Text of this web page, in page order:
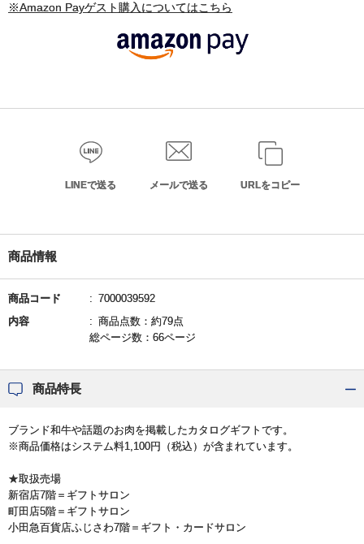
※Amazon Payゲスト購入についてはこちら
LINEで送る メールで送る URLをコピー
商品情報
商品コード
7000039592
内容
商品点数：約79点
総ページ数：66ページ
商品特長
ブランド和牛や話題のお肉を掲載したカタログギフトです。
※商品価格はシステム料1,100円（税込）が含まれています。
★取扱売場
新宿店7階＝ギフトサロン
町田店5階＝ギフトサロン
小田急百貨店ふじさわ7階＝ギフト・カードサロン